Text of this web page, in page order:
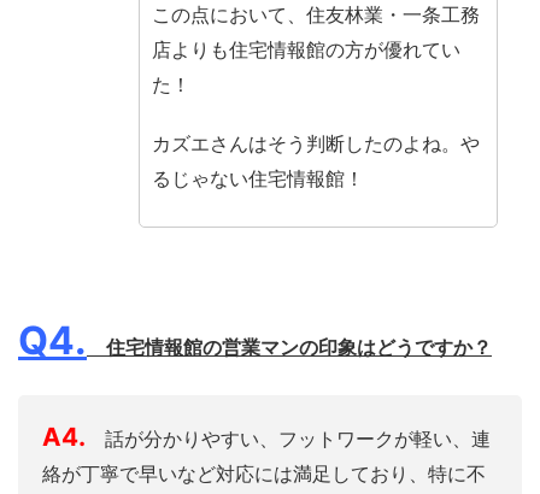
この点において、住友林業・一条工務
店よりも住宅情報館の方が優れてい
た！
カズエさんはそう判断したのよね。や
るじゃない住宅情報館！
Q4. 住宅情報館の営業マンの印象はどうですか？
A4. 話が分かりやすい、フットワークが軽い、連
絡が丁寧で早いなど対応には満足しており、特に不